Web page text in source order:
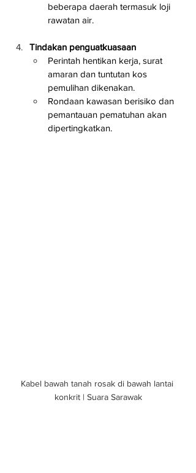
beberapa daerah termasuk loji
rawatan air.
Tindakan penguatkuasaan
Perintah hentikan kerja, surat
amaran dan tuntutan kos
pemulihan dikenakan.
Rondaan kawasan berisiko dan
pemantauan pematuhan akan
dipertingkatkan.
Kabel bawah tanah rosak di bawah lantai
konkrit | Suara Sarawak